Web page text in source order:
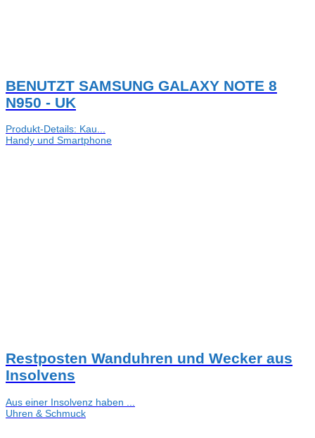
BENUTZT SAMSUNG GALAXY NOTE 8
N950 - UK
Produkt-Details: Kau...
Handy und Smartphone
Restposten Wanduhren und Wecker aus
Insolvens
Aus einer Insolvenz haben ...
Uhren & Schmuck